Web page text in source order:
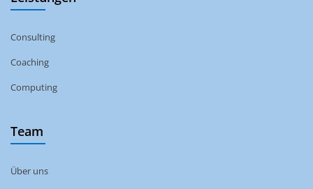
Consulting
Coaching
Computing
Team
Über uns